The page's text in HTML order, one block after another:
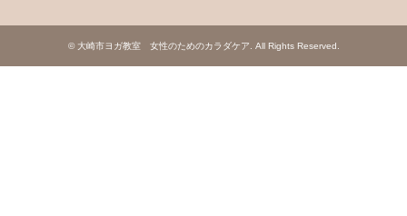
© 大崎市ヨガ教室 女性のためのカラダケア . All Rights Reserved.